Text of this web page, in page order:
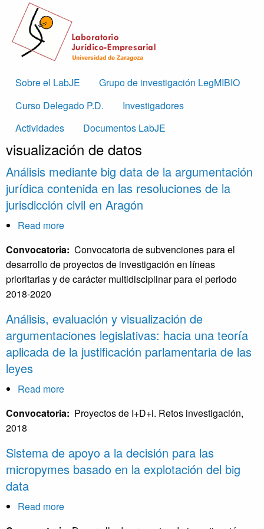
Skip to main content
Main
Sobre el LabJE
Grupo de investigación LegMIBIO
Curso Delegado P.D.
Investigadores
Actividades
Documentos LabJE
visualización de datos
Análisis mediante big data de la argumentación
jurídica contenida en las resoluciones de la
jurisdicción civil en Aragón
Read more
mediante
big
data
la
argumentación
jurídica
contenida
de
civil
en
Convocatoria: Convocatoria de subvenciones para el
desarrollo de proyectos de investigación en líneas
prioritarias y de carácter multidisciplinar para el periodo
2018-2020
Análisis, evaluación y visualización de
argumentaciones legislativas: hacia una teoría
aplicada de la justificación parlamentaria de las
leyes
Read more
evaluación
visualización
de
argumentaciones
Convocatoria: Proyectos de I+D+i. Retos investigación,
2018
Sistema de apoyo a la decisión para las
micropymes basado en la explotación del big
data
Read more